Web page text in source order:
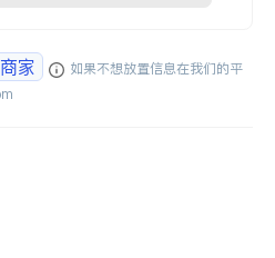
家
如果不想放置信息在我们的平